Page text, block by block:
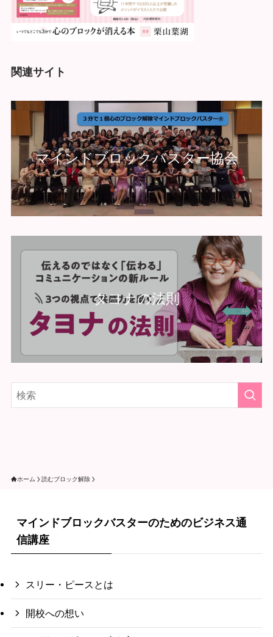
関連サイト
マインドブロックバスター協会
タヨナの法則
ホーム 読むブロック解除
マインドブロックバスターのためのビジネス通
信講座
スリー・ピースとは
開校への想い